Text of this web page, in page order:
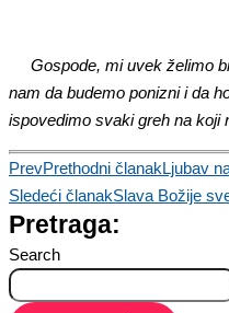
Gospode, mi uvek želimo
nam da budemo ponizni i da
ispovedimo svaki greh na koji
PrevPrethodni članakLjubav
Sledeći članakSlava Božije
Pretraga:
Search